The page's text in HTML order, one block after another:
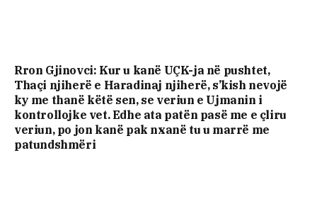
Rron Gjinovci: Kur u kanë UÇK-ja në pushtet,
Thaçi njiherë e Haradinaj njiherë, s’kish nevojë
ky me thanë këtë sen, se veriun e Ujmanin i
kontrollojke vet. Edhe ata patën pasë me e çliru
veriun, po jon kanë pak nxanë tu u marrë me
patundshmëri